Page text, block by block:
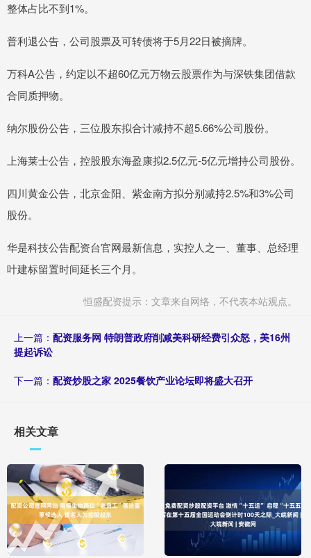
整体占比不到1%。
普利退公告，公司股票及可转债将于5月22日被摘牌。
万科A公告，约定以不超60亿元万物云股票作为与深铁集团借款
合同质押物。
纳尔股份公告，三位股东拟合计减持不超5.66%公司股份。
上海莱士公告，控股股东海盈康拟2.5亿元-5亿元增持公司股份。
四川黄金公告，北京金阳、紫金南方拟分别减持2.5%和3%公司
股份。
华是科技公告配资台官网最新信息，实控人之一、董事、总经理
叶建标留置时间延长三个月。
恒盛配资提示：文章来自网络，不代表本站观点。
上一篇： 配资服务网 特朗普政府削减美科研经费引众怒，美16州
提起诉讼
下一篇： 配资炒股之家 2025餐饮产业论坛即将盛大召开
相关文章